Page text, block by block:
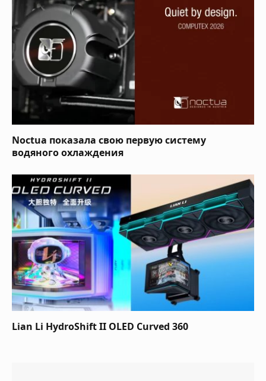
Noctua показала свою первую систему
водяного охлаждения
Lian Li HydroShift II OLED Curved 360